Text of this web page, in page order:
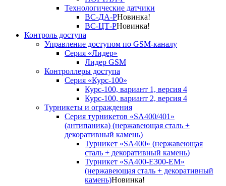
Технологические датчики
ВС-ДА-РНовинка!
ВС-ЦТ-РНовинка!
Контроль доступа
Управление доступом по GSM-каналу
Серия «Лидер»
Лидер GSM
Контроллеры доступа
Серия «Курс-100»
Курс-100, вариант 1, версия 4
Курс-100, вариант 2, версия 4
Турникеты и ограждения
Серия турникетов «SA400/401»
(антипаника) (нержавеющая сталь +
декоративный камень)
Турникет «SA400» (нержавеющая
сталь + декоративный камень)
Турникет «SA400-Е300-EM»
(нержавеющая сталь + декоративный
камень)Новинка!